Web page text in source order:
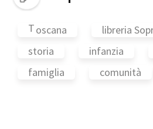
Toscana
libreria
storia
infanzia
famiglia
comunità